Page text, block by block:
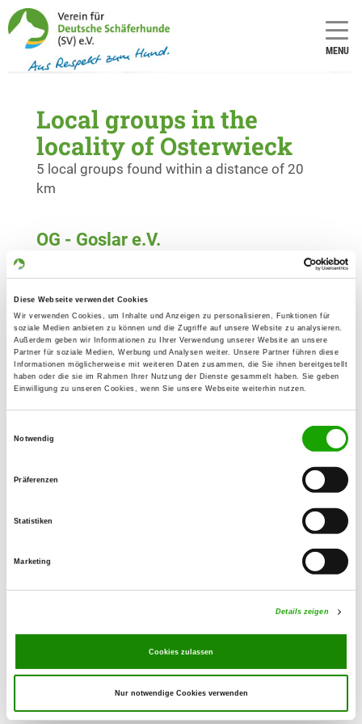
Diese Webseite verwendet Cookies
Wir verwenden Cookies, um Inhalte und Anzeigen zu personalisieren, Funktionen für
soziale Medien anbieten zu können und die Zugriffe auf unsere Website zu analysieren.
Außerdem geben wir Informationen zu Ihrer Verwendung unserer Website an unsere
Partner für soziale Medien, Werbung und Analysen weiter. Unsere Partner führen diese
Informationen möglicherweise mit weiteren Daten zusammen, die Sie ihnen bereitgestellt
haben oder die sie im Rahmen Ihrer Nutzung der Dienste gesammelt haben. Sie geben
Einwilligung zu unseren Cookies, wenn Sie unsere Webseite weiterhin nutzen.
Notwendig
Präferenzen
Statistiken
Marketing
Details zeigen
Cookies zulassen
Nur notwendige Cookies verwenden
MENU
Local groups in the
locality of Osterwieck
5 local groups found within a distance of 20
km
OG - Goslar e.V.
Details
38640 Goslar
OG - Hedwigsburg Biewende
Details
Am Sportplatz 1
38319 Klein Biewende
Details
Hopfenweg
OG - Vienenburg e.V.
Details